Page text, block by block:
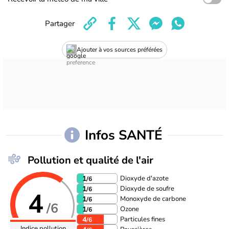
Ajouter à vos sources préférées
Partager
Infos SANTÉ
Pollution et qualité de l'air
4/6
1/6 Dioxyde d'azote
1/6 Dioxyde de soufre
1/6 Monoxyde de carbone
1/6 Ozone
4/6 Particules fines